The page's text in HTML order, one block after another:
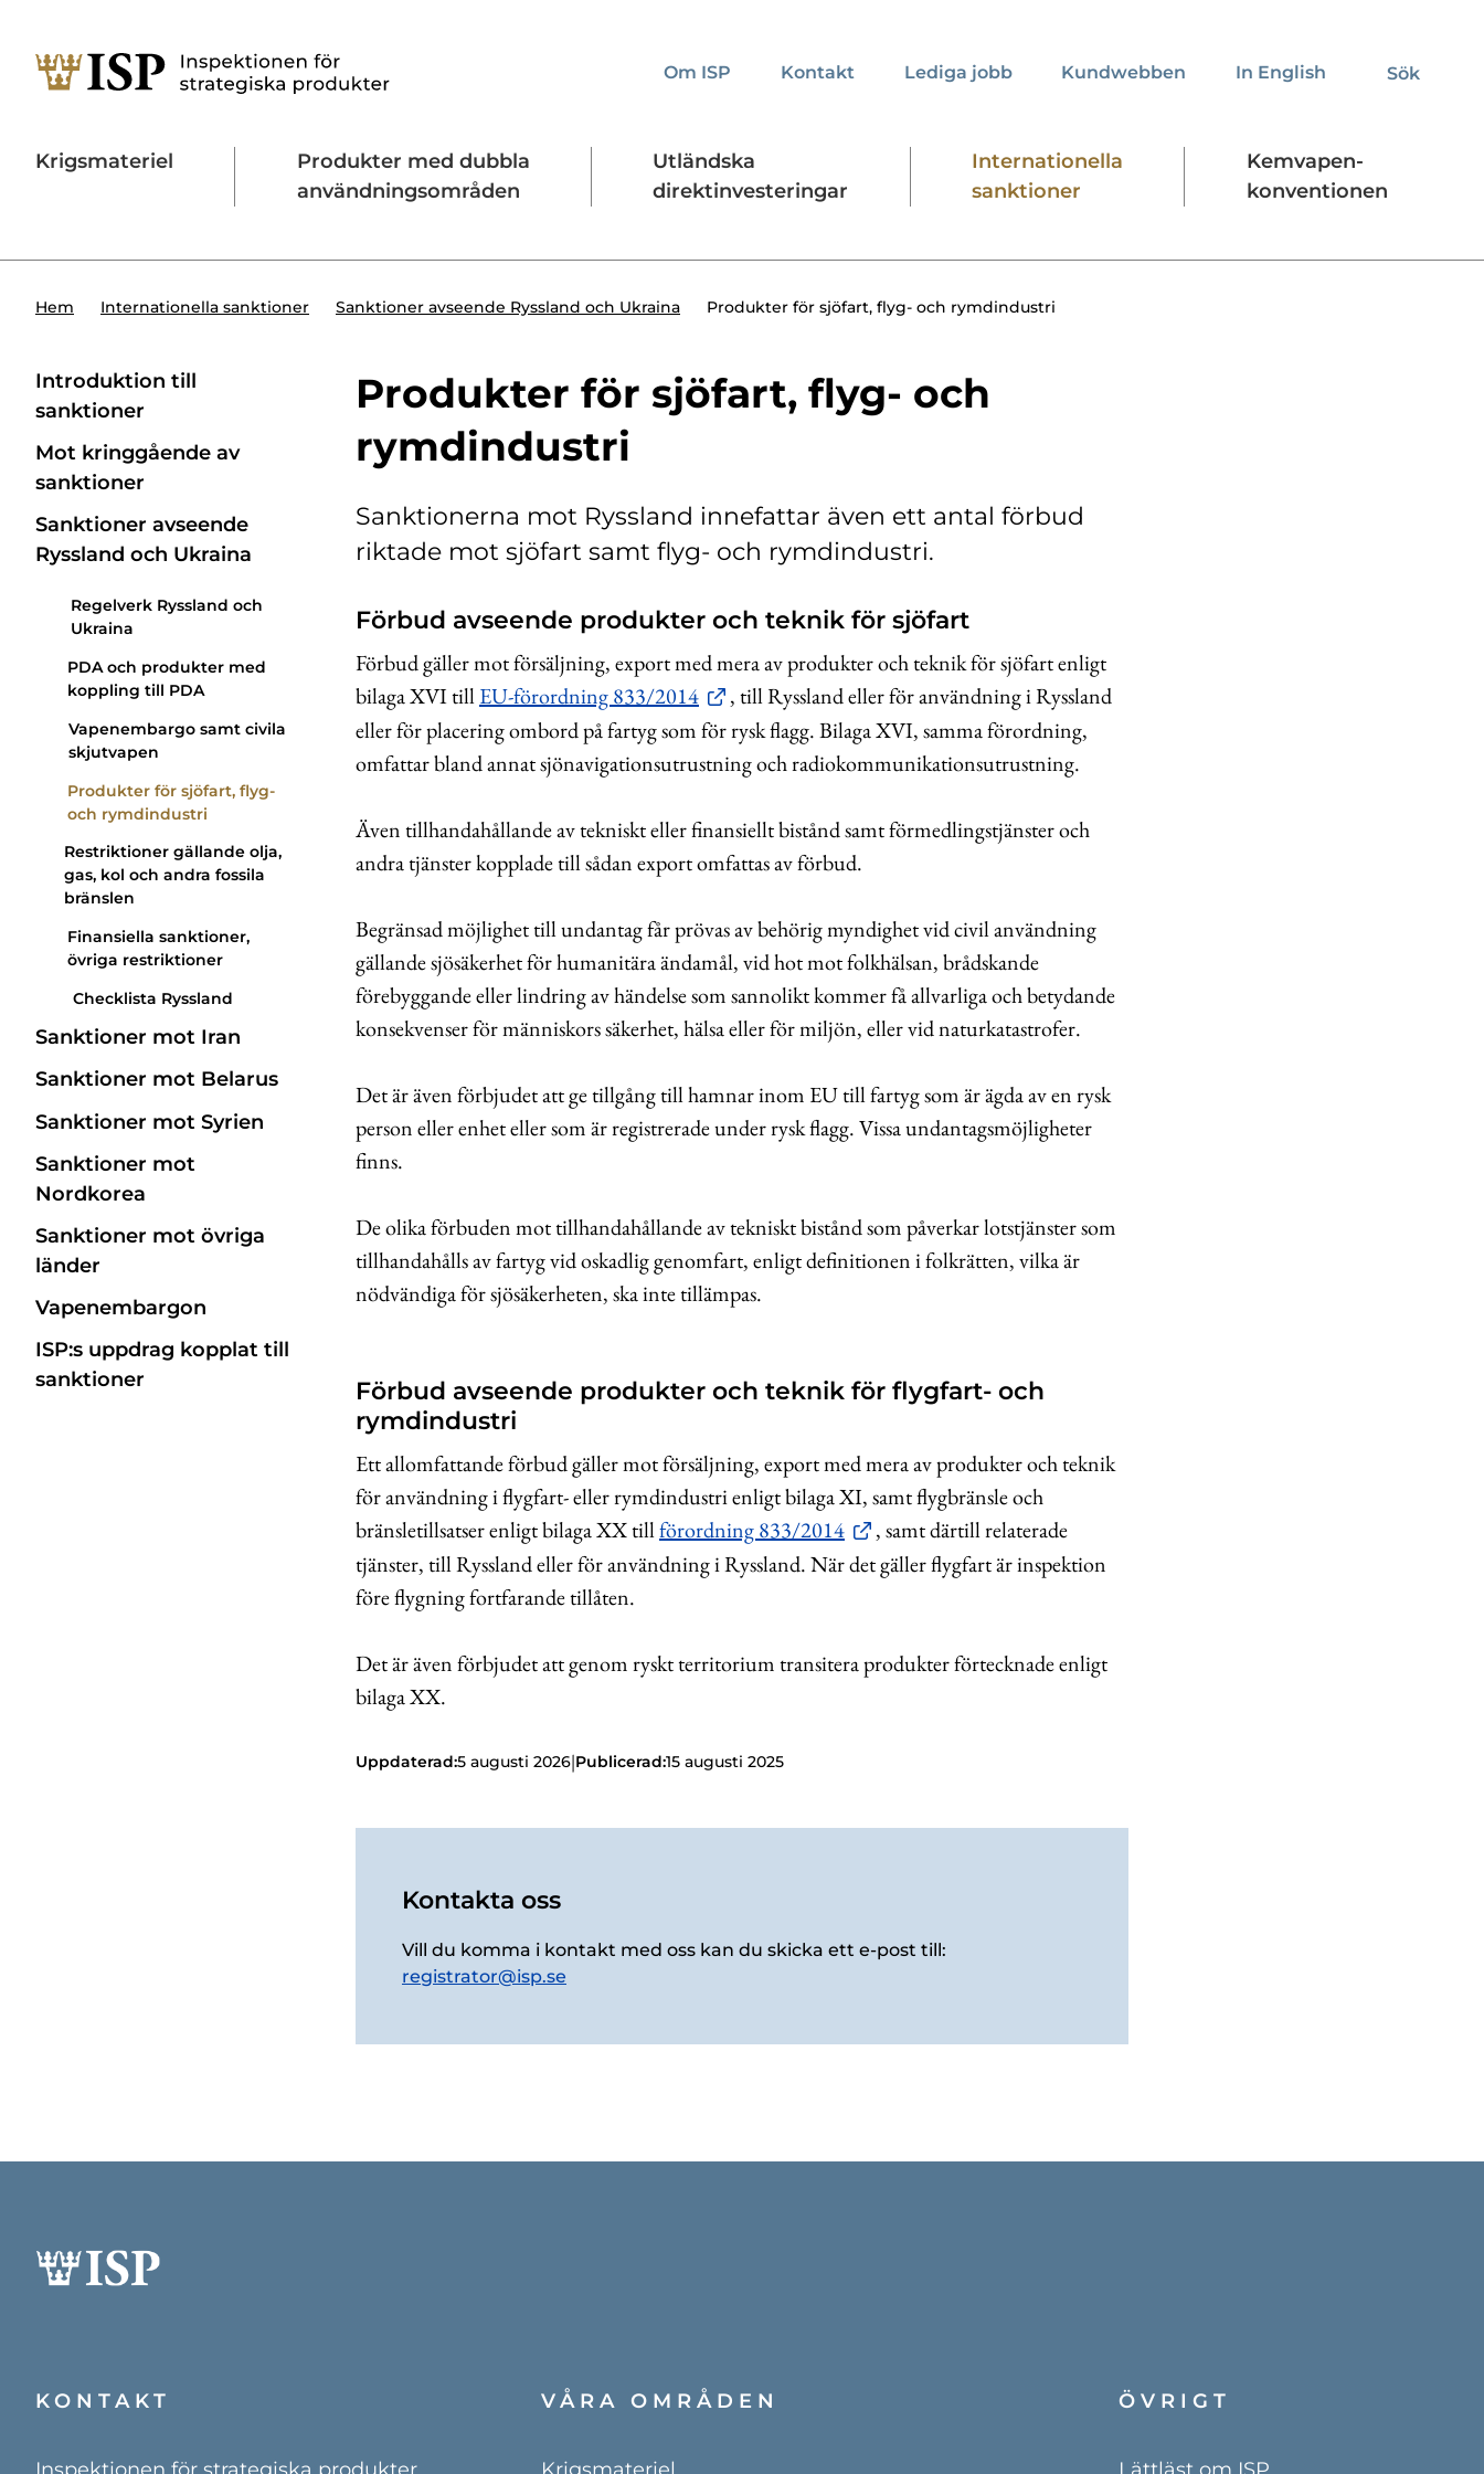
Utländska direktinvesteringar Kontakta oss Presskontakt Forskningssäkerhet Regelverk
Om ISP Kontakt Lediga jobb Kundwebben In English Sök
Krigsmateriel
Produkter med dubbla
användningsområden
Utländska
direktinvesteringar
Internationella
sanktioner
Kemvapen-
konventionen
Hem Internationella sanktioner Sanktioner avseende Ryssland och Ukraina Produkter för sjöfart, flyg- och rymdindustri
Introduktion till
sanktioner
Mot kringgående av
sanktioner
Sanktioner avseende
Ryssland och Ukraina
Regelverk Ryssland och
Ukraina
PDA och produkter med
koppling till PDA
Vapenembargo samt civila
skjutvapen
Produkter för sjöfart, flyg-
och rymdindustri
Restriktioner gällande olja,
gas, kol och andra fossila
bränslen
Finansiella sanktioner,
övriga restriktioner
Checklista Ryssland
Sanktioner mot Iran
Sanktioner mot Belarus
Sanktioner mot Syrien
Sanktioner mot
Nordkorea
Sanktioner mot övriga
länder
Vapenembargon
ISP:s uppdrag kopplat till
sanktioner
Produkter för sjöfart, flyg- och
rymdindustri
Sanktionerna mot Ryssland innefattar även ett antal förbud
riktade mot sjöfart samt flyg- och rymdindustri.
Förbud avseende produkter och teknik för sjöfart
Förbud gäller mot försäljning, export med mera av produkter och teknik för sjöfart enligt
bilaga XVI tillEU-förordning 833/2014
, till Ryssland eller för användning i Ryssland
eller för placering ombord på fartyg som för rysk flagg. Bilaga XVI, samma förordning,
omfattar bland annat sjönavigationsutrustning och radiokommunikationsutrustning.
Även tillhandahållande av tekniskt eller finansiellt bistånd samt förmedlingstjänster och
andra tjänster kopplade till sådan export omfattas av förbud.
Begränsad möjlighet till undantag får prövas av behörig myndighet vid civil användning
gällande sjösäkerhet för humanitära ändamål, vid hot mot folkhälsan, brådskande
förebyggande eller lindring av händelse som sannolikt kommer få allvarliga och betydande
konsekvenser för människors säkerhet, hälsa eller för miljön, eller vid naturkatastrofer.
Det är även förbjudet att ge tillgång till hamnar inom EU till fartyg som är ägda av en rysk
person eller enhet eller som är registrerade under rysk flagg. Vissa undantagsmöjligheter
finns.
De olika förbuden mot tillhandahållande av tekniskt bistånd som påverkar lotstjänster som
tillhandahålls av fartyg vid oskadlig genomfart, enligt definitionen i folkrätten, vilka är
nödvändiga för sjösäkerheten, ska inte tillämpas.
Förbud avseende produkter och teknik för flygfart- och
rymdindustri
Ett allomfattande förbud gäller mot försäljning, export med mera av produkter och teknik
för användning i flygfart- eller rymdindustri enligt bilaga XI, samt flygbränsle och
bränsletillsatser enligt bilaga XX tillförordning 833/2014
, samt därtill relaterade
tjänster, till Ryssland eller för användning i Ryssland. När det gäller flygfart är inspektion
före flygning fortfarande tillåten.
Det är även förbjudet att genom ryskt territorium transitera produkter förtecknade enligt
bilaga XX.
Uppdaterad:5 augusti 2026|Publicerad:15 augusti 2025
Kontakta oss
Vill du komma i kontakt med oss kan du skicka ett e-post till:
registrator@isp.se
KONTAKT VÅRA OMRÅDEN ÖVRIGT